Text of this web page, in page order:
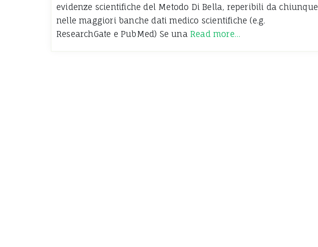
evidenze scientifiche del Metodo Di Bella, reperibili da chiunque
nelle maggiori banche dati medico scientifiche (e.g.
ResearchGate e PubMed) Se una Read more…